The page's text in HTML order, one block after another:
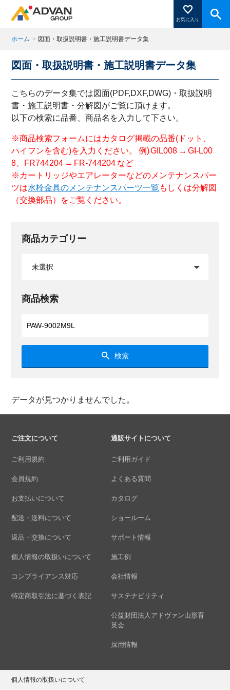
お気に入り
商品ページにある「お気に入り登録」を押すと登録した
商品がここに表示されます。
ホーム > 図面・取扱説明書・施工説明書データ集
図面・取扱説明書・施工説明書データ集
こちらのデータ集では図面(PDF,DXF,DWG)・取扱説明
書・施工説明書・分解図がご覧に頂けます。
以下の検索に品番、商品名を入力して下さい。
※商品検索フォームにはカタログ掲載の品番(ドット、
ハイフンを含む)を入力ください。 例) GIL008 → GI-L00
8、FR744204 → FR-744204 など
※カートリッジやエアレーターなどのメンテナンスパー
ツは水栓金具のメンテナンスパーツ一覧 もしくは分解図
（交換部品）をご覧ください。
商品カテゴリー
商品検索
検索
データが見つかりませんでした。
ご注文について
ご利用規約
会員規約
お支払いについて
配送・送料について
返品・交換について
個人情報の取扱いについて
コンプライアンス対応
特定商取引法に基づく表記
通販サイトについて
ご利用ガイド
よくある質問
カタログ
ショールーム
サポート情報
施工例
会社情報
サステナビリティ
公益財団法人アドヴァン山形育
英会
採用情報
個人情報の取扱いについて